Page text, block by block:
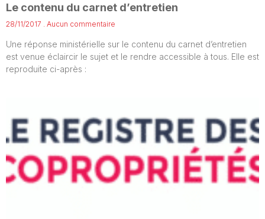
Le contenu du carnet d’entretien
28/11/2017 Aucun commentaire
Une réponse ministérielle sur le contenu du carnet d’entretien
est venue éclaircir le sujet et le rendre accessible à tous. Elle est
reproduite ci-après :